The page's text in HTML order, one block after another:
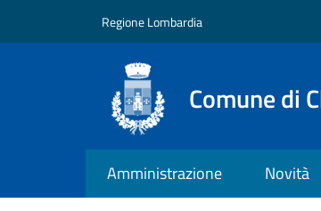
Regione Lombardia
Comune di
Amministrazione Novità